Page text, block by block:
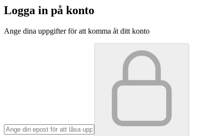
Logga in på konto
Ange dina uppgifter för att komma åt ditt konto